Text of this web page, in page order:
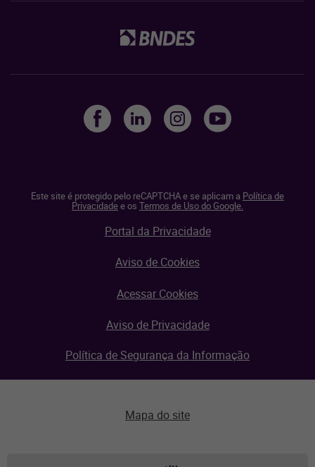
Este site é protegido pelo reCAPTCHA e se aplicam a Política de
Privacidadee os Termos de Uso do Google.
Portal da Privacidade
Aviso de Cookies
Acessar Cookies
Aviso de Privacidade
Política de Segurança da Informação
Mapa do site